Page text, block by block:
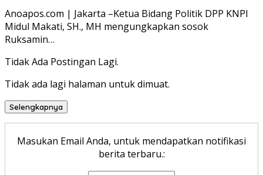
Anoapos.com | Jakarta –Ketua Bidang Politik DPP KNPI
Midul Makati, SH., MH mengungkapkan sosok
Ruksamin…
Tidak Ada Postingan Lagi.
Tidak ada lagi halaman untuk dimuat.
Selengkapnya
Masukan Email Anda, untuk mendapatkan notifikasi
berita terbaru.: